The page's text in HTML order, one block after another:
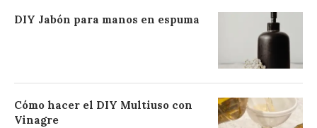
DIY Jabón para manos en espuma
Cómo hacer el DIY Multiuso con
Vinagre